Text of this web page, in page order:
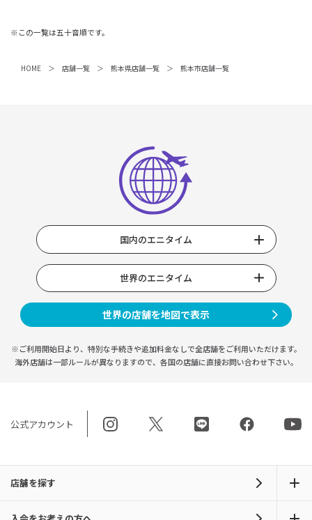
※この一覧は五十音順です。
HOME 店舗一覧 熊本県店舗一覧 熊本市店舗一覧
国内のエニタイム
世界のエニタイム
世界の店舗を地図で表示
※ご利用開始日より、特別な手続きや追加料金なしで全店舗をご利用いただけます。
海外店舗は一部ルールが異なりますので、 各国の店舗に直接お問い合わせ下さい。
公式アカウント
店舗を探す